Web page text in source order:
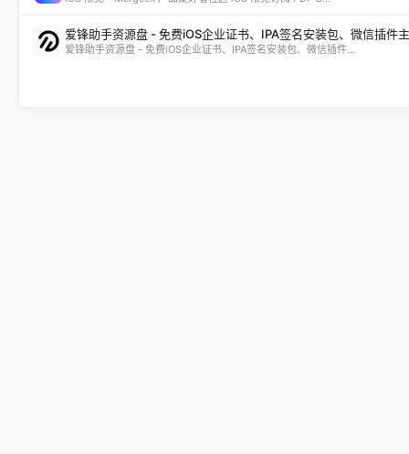
爱锋助手资源盘 - 免费iOS企业证书、IPA签名安装包、微信插件
爱锋助手资源盘 - 免费iOS企业证书、IPA签名安装包、微信插件...